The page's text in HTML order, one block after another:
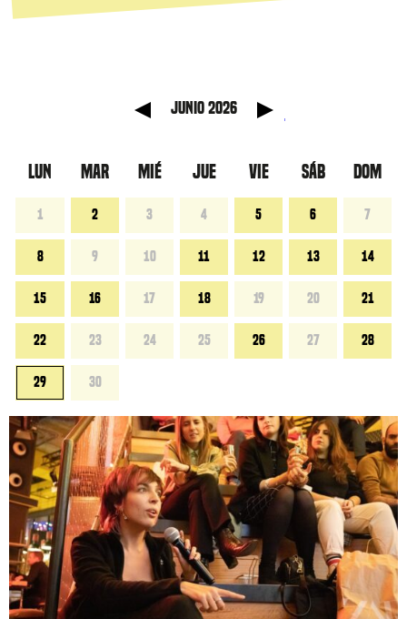
junio 2026
LUN MAR MIÉ JUE VIE SÁB DOM
1 2 3 4 5 6 7
8 9 10 11 12 13 14
15 16 17 18 19 20 21
22 23 24 25 26 27 28
29 30